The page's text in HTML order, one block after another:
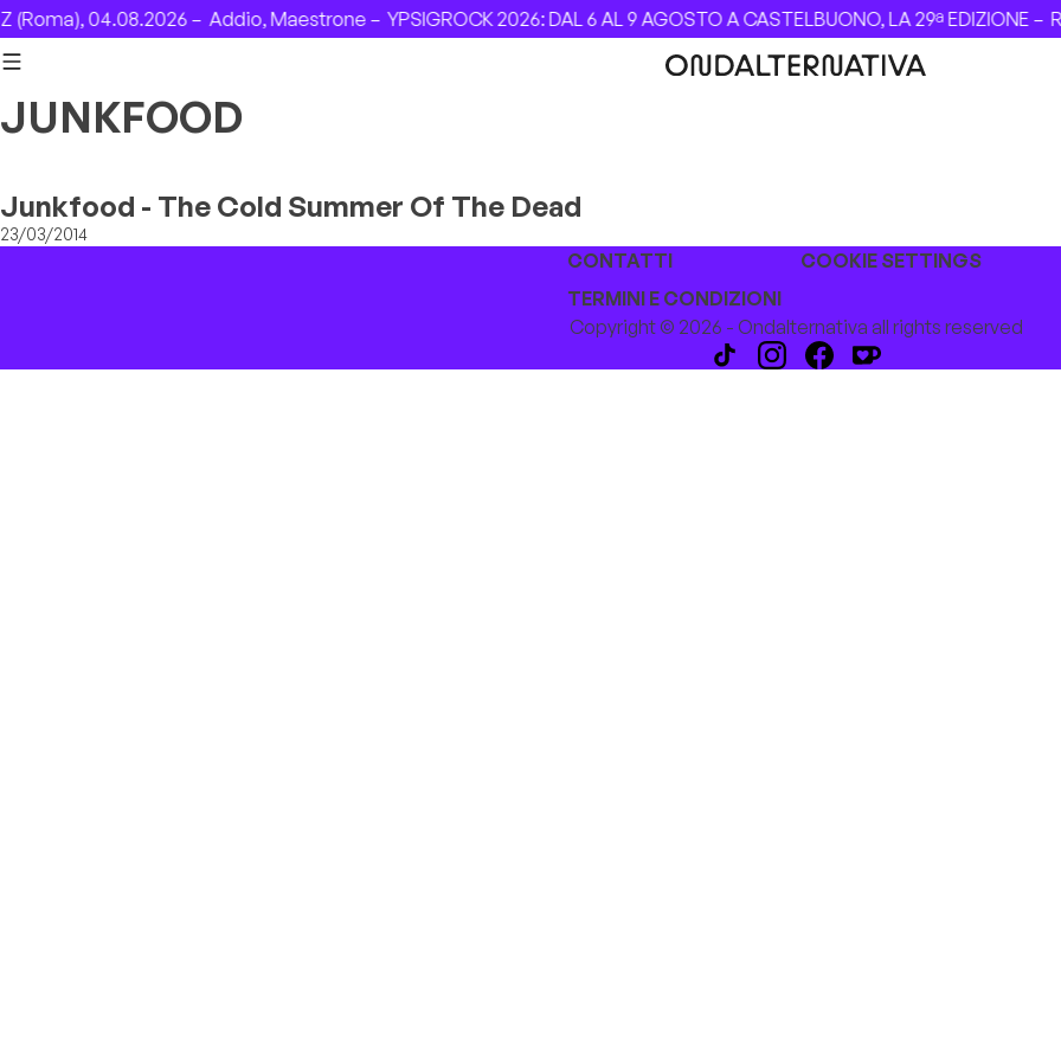
Skip to content
(Roma), 04.08.2026 –Addio, Maestrone –YPSIGROCK 2026: DAL 6 AL 9 AGOSTO A CASTELBUONO, LA 29ª EDIZIONE –
JUNKFOOD
Junkfood - The Cold Summer Of The Dead
23/03/2014
CONTATTI
COOKIE SETTINGS
TERMINI E CONDIZIONI
Copyright © 2026 - Ondalternativa all rights reserved